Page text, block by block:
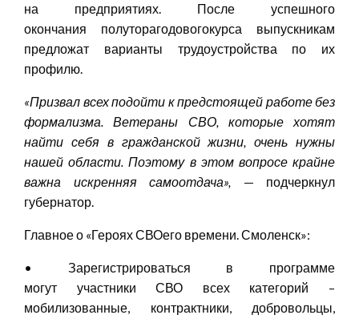
на предприятиях. После успешного
окончания полуторагодовогокурса выпускникам
предложат варианты трудоустройства по их
профилю.
«Призвал всех подойти к предстоящей работе без
формализма. Ветераны СВО, которые хотят
найти себя в гражданской жизни, очень нужны
нашей области. Поэтому в этом вопросе крайне
важна искренняя самоотдача», — подчеркнул
губернатор.
Главное о «Героях СВОего времени. Смоленск»:
• Зарегистрироваться в программе
могут участники СВО всех категорий –
мобилизованные, контрактники, добровольцы,